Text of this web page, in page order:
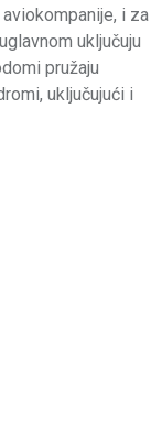
i za
uključuju
pružaju
uključujući i